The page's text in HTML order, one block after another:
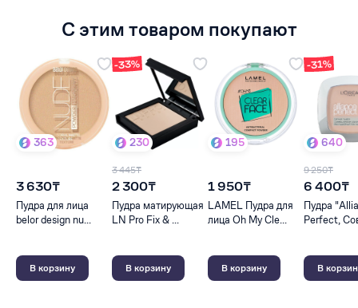
С этим товаром покупают
363
3 630₸
Пудра для лица
belor design nu...
В корзину
-33%
230
3 445₸
2 300₸
Пудра матирующая
LN Pro Fix & ...
В корзину
195
1 950₸
LAMEL Пудра для
лица Oh My Cle...
В корзину
-31%
640
9 250₸
6 400₸
Пудра
Perfect,
В